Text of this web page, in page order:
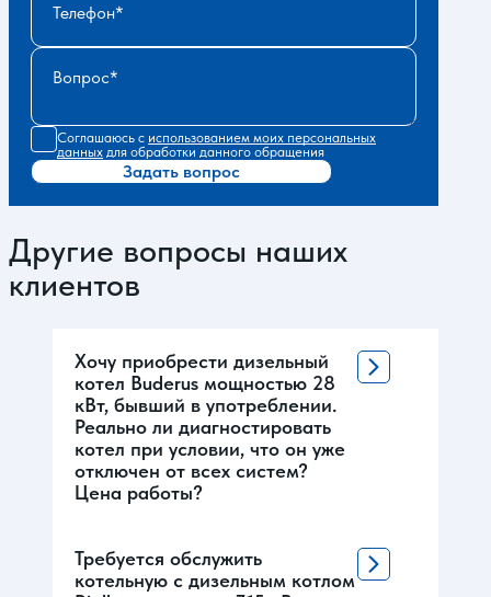
Телефон
Вопрос
Соглашаюсь с использованием моих персональных
данных для обработки данного обращения
Задать вопрос
Другие вопросы наших
клиентов
Хочу приобрести дизельный
котел Buderus мощностью 28
кВт, бывший в употреблении.
Реально ли диагностировать
котел при условии, что он уже
отключен от всех систем?
Цена работы?
Требуется обслужить
котельную с дизельным котлом